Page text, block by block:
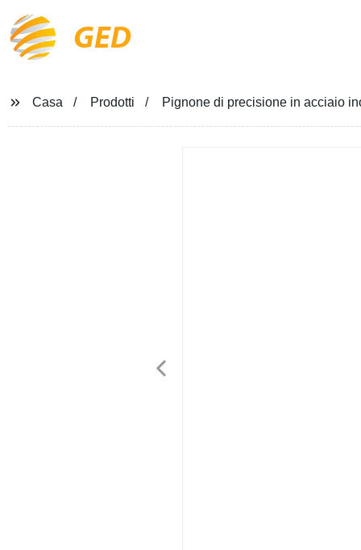
GED
Casa Prodotti Pignone di precisione in acciaio